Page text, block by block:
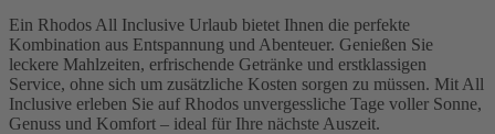
Ein Rhodos All Inclusive Urlaub bietet Ihnen die perfekte
Kombination aus Entspannung und Abenteuer. Genießen Sie
leckere Mahlzeiten, erfrischende Getränke und erstklassigen
Service, ohne sich um zusätzliche Kosten sorgen zu müssen. Mit All
Inclusive erleben Sie auf Rhodos unvergessliche Tage voller Sonne,
Genuss und Komfort – ideal für Ihre nächste Auszeit.